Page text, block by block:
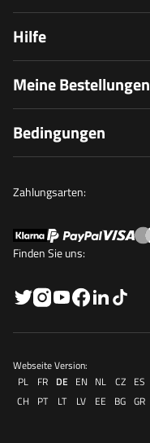
Hilfe
Meine Bestellungen
Bedingungen
Zahlungsarten:
Finden Sie uns:
Webseite Version:
PL
FR DE EN NL CZ ES
CH
PT LT LV EE BG GR